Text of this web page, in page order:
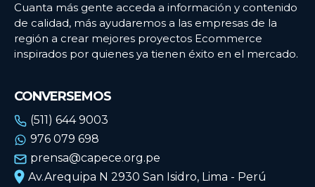
Cuanta más gente acceda a información y contenido
de calidad, más ayudaremos a las empresas de la
región a crear mejores proyectos Ecommerce
inspirados por quienes ya tienen éxito en el mercado.
CONVERSEMOS
(511) 644 9003
976 079 698
prensa@capece.org.pe
Av.Arequipa N 2930 San Isidro, Lima - Perú